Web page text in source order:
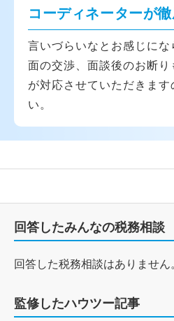
コーディネーターが徹
言いづらいなとお感じに
面の交渉、面談後のお断
が対応させていただきます
い。
回答したみんなの税務相談
回答した税務相談はありません。
監修したハウツー記事